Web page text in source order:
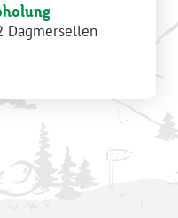
Dagmersellen